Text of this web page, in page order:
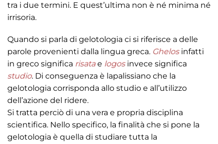
tra i due termini. E quest’ultima non è né minima né
irrisoria.
Quando si parla di gelotologia ci si riferisce a delle
parole provenienti dalla lingua greca. Ghelosinfatti
in greco significa risatae logosinvece significa
studio. Di conseguenza è lapalissiano che la
gelotologia corrisponda allo studio e all’utilizzo
dell’azione del ridere.
Si tratta perciò di una vera e propria disciplina
scientifica. Nello specifico, la finalità che si pone la
gelotologia è quella di studiare tutta la